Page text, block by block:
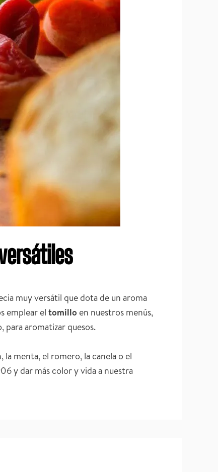
muy versátil que dota de un aroma
emplear el tomillo en nuestros menús,
aromatizar quesos.
la menta, el romero, la canela o el
y dar más color y vida a nuestra